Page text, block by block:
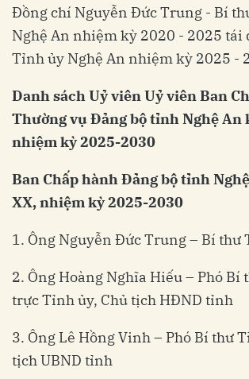
Đồng chí Nguyễn Đức Trung - Bí
Nghệ An nhiệm kỳ 2020 - 2025 tái
Tỉnh ủy Nghệ An nhiệm kỳ 2025 -
Danh sách Uỷ viên Uỷ viên Ban
Thường vụ Đảng bộ tỉnh Nghệ An
nhiệm kỳ 2025-2030
Ban Chấp hành Đảng bộ tỉnh
XX, nhiệm kỳ 2025-2030
1. Ông Nguyễn Đức Trung – Bí thư
2. Ông Hoàng Nghĩa Hiếu – Phó Bí
trực Tỉnh ủy, Chủ tịch HĐND tỉnh
3. Ông Lê Hồng Vinh – Phó Bí thư
tịch UBND tỉnh